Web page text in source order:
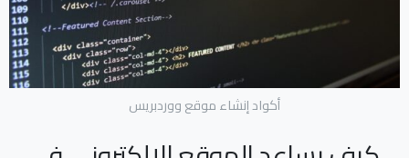
أكواد إنشاء موقع ووردبريس